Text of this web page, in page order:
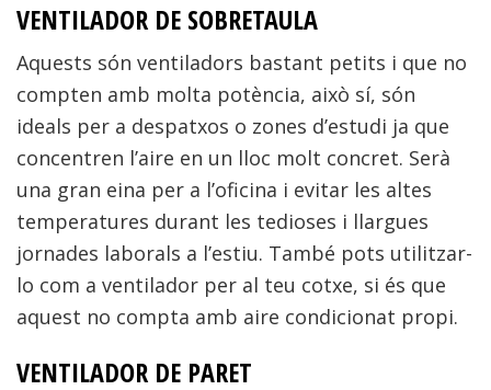
VENTILADOR DE SOBRETAULA
Aquests són ventiladors bastant petits i que no
compten amb molta potència, això sí, són
ideals per a despatxos o zones d’estudi ja que
concentren l’aire en un lloc molt concret. Serà
una gran eina per a l’oficina i evitar les altes
temperatures durant les tedioses i llargues
jornades laborals a l’estiu. També pots utilitzar-
lo com a ventilador per al teu cotxe, si és que
aquest no compta amb aire condicionat propi.
VENTILADOR DE PARET